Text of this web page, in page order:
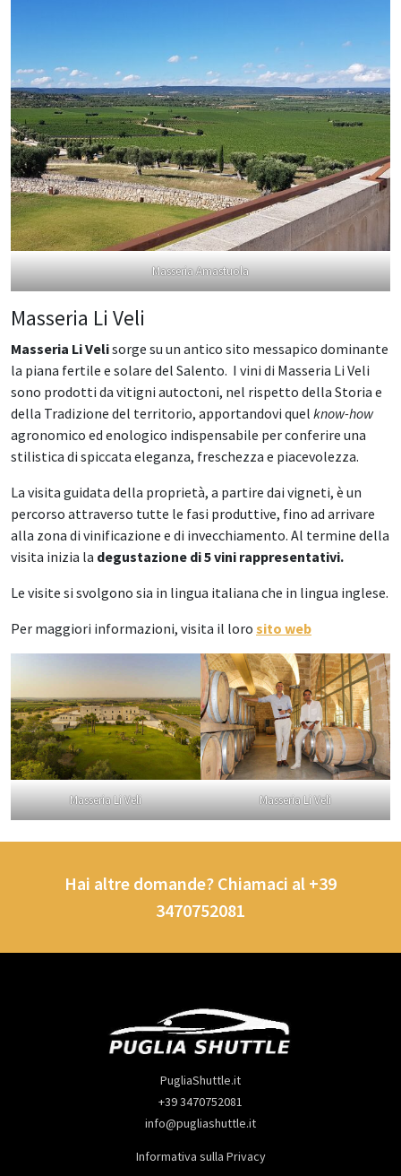
Masseria Amastuola
Masseria Li Veli
Masseria Li Velisorge su un antico sito messapico dominante
la piana fertile e solare del Salento. I vini di Masseria Li Veli
sono prodotti da vitigni autoctoni, nel rispetto della Storia e
della Tradizione del territorio, apportandovi quel know-how
agronomico ed enologico indispensabile per conferire una
stilistica di spiccata eleganza, freschezza e piacevolezza.
La visita guidata della proprietà, a partire dai vigneti, è un
percorso attraverso tutte le fasi produttive, fino ad arrivare
alla zona di vinificazione e di invecchiamento. Al termine della
visita inizia la degustazione di 5 vini rappresentativi.
Le visite si svolgono sia in lingua italiana che in lingua inglese.
Per maggiori informazioni, visita il loro sito web
Masseria Li Veli Masseria Li Veli
Hai altre domande? Chiamaci al +39
3470752081
PugliaShuttle.it
+39 3470752081
info@pugliashuttle.it
Informativa sulla Privacy